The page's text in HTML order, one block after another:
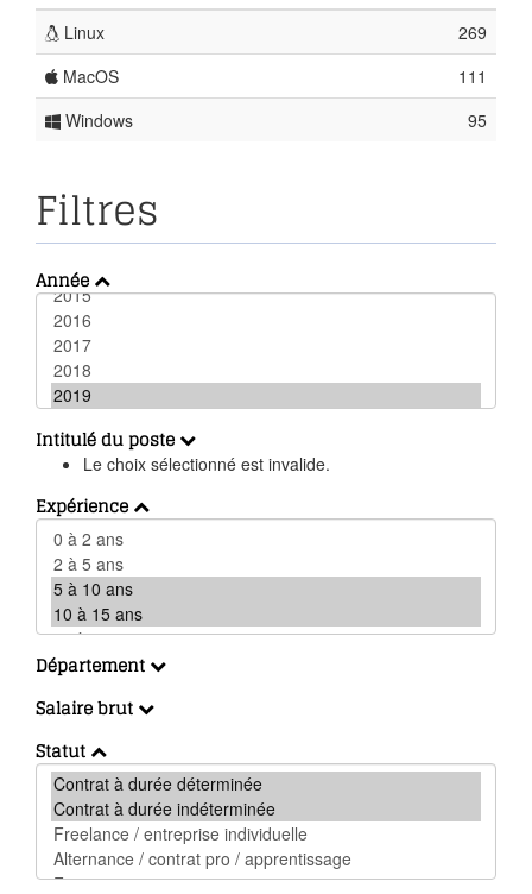
Linux
269
MacOS
111
Windows
95
Filtres
Année
Intitulé du poste
Le choix sélectionné est invalide.
Expérience
Département
Salaire brut
Statut